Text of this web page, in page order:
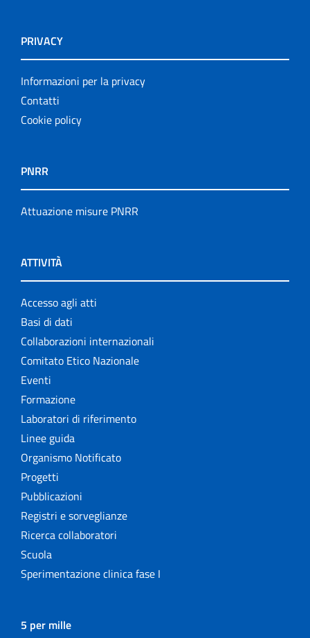
PRIVACY
Informazioni per la privacy
Contatti
Cookie policy
PNRR
Attuazione misure PNRR
ATTIVITÀ
Accesso agli atti
Basi di dati
Collaborazioni internazionali
Comitato Etico Nazionale
Eventi
Formazione
Laboratori di riferimento
Linee guida
Organismo Notificato
Progetti
Pubblicazioni
Registri e sorveglianze
Ricerca collaboratori
Scuola
Sperimentazione clinica fase I
5 per mille